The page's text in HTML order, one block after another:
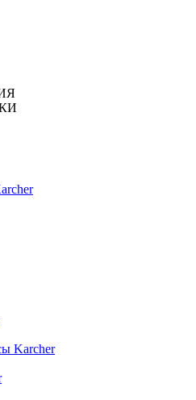
Karcher